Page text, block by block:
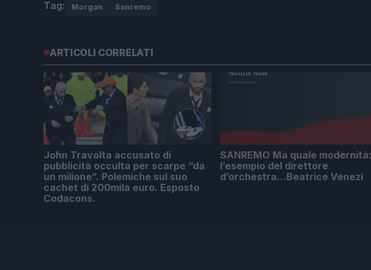
Tag: Morgan Sanremo
ARTICOLI CORRELATI
John Travolta accusato di
pubblicità occulta per scarpe “da
un milione”. Polemiche sul suo
cachet di 200mila euro. Esposto
Codacons.
SANREMO Ma quale modernità:
l’esempio del direttore
d’orchestra…Beatrice Venezi